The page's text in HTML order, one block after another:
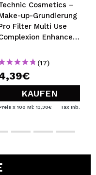
Cosmetics –
up-Grundierung
Filter Multi Use
Enhancer
(17)
KAUFEN
x 100 Ml: 13,30€ Tax Inb.